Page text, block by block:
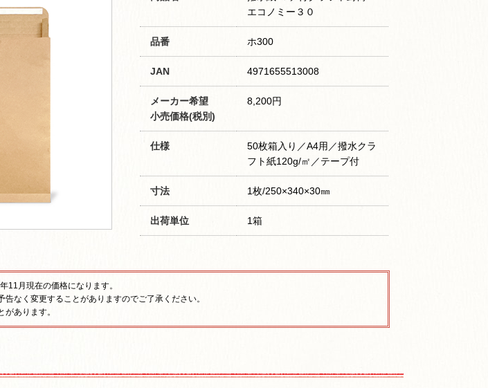
エコノミー３０
品番 ホ300
JAN 4971655513008
メーカー希望
小売価格(税別)
8,200円
仕様
50枚箱入り／A4用／撥水クラ
フト紙120g/㎡／テープ付
寸法 1枚/250×340×30㎜
出荷単位 1箱
11月現在の価格になります。
告なく変更することがありますのでご了承ください。
があります。